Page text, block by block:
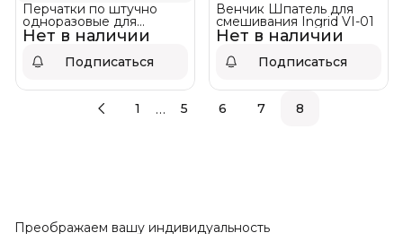
Нет в наличии
Перчатки по штучно
одноразовые для
мастера винил-нитрил
Подписаться
Нет в наличии
Венчик Шпатель для
смешивания Ingrid VI-01
Подписаться
1 … 5 6 7 8
Преображаем вашу индивидуальность